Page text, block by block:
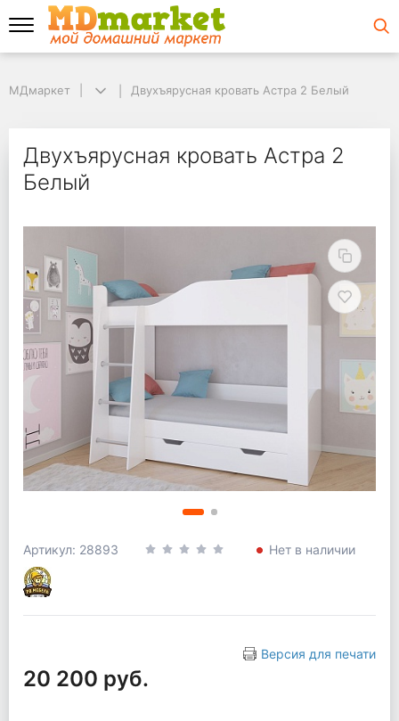
Двухъярусная кровать Астра 2 Белый
МДмаркет Двухъярусная кровать Астра 2 Белый
Двухъярусная кровать Астра 2
Белый
Артикул: 28893 Нет в наличии
Версия для печати
20 200 руб.